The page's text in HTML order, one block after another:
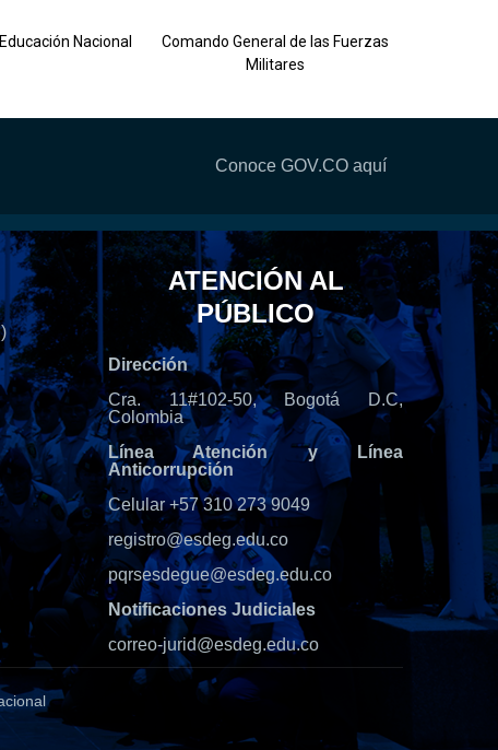
Nacional
Comando General de las Fuerzas
Militares
Conoce GOV.CO aquí
ATENCIÓN AL
PÚBLICO
Dirección
Cra. 11#102-50, Bogotá D.C,
Colombia
Línea Atención y Línea
Anticorrupción
Celular +57 310 273 9049
registro@esdeg.edu.co
pqrsesdegue@esdeg.edu.co
Notificaciones Judiciales
correo-jurid@esdeg.edu.co